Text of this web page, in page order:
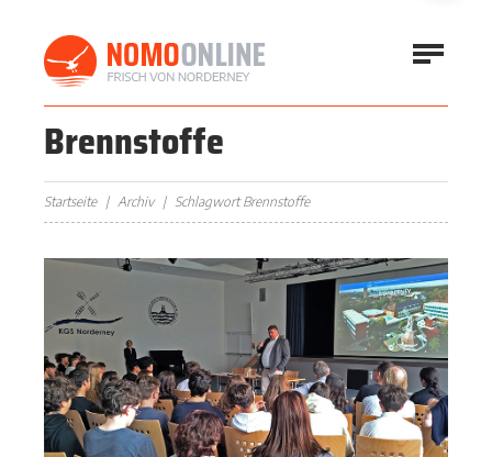
Brennstoffe
Startseite Archiv Schlagwort Brennstoffe